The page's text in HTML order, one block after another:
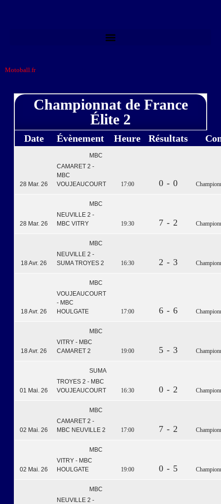
Motoball.fr>
Championnat de France
Élite 2
Date Évènement Heure Résultats
28 Mar. 26
MBC
CAMARET 2 -
MBC
VOUJEAUCOURT
17:00 0 - 0
28 Mar. 26
MBC
NEUVILLE 2 -
MBC VITRY
19:30 7 - 2
18 Avr. 26
MBC
NEUVILLE 2 -
SUMA TROYES 2
16:30 2 - 3
18 Avr. 26
MBC
VOUJEAUCOURT
- MBC
HOULGATE
17:00 6 - 6
18 Avr. 26
MBC
VITRY - MBC
CAMARET 2
19:00 5 - 3
01 Mai. 26
SUMA
TROYES 2 - MBC
VOUJEAUCOURT
16:30 0 - 2
02 Mai. 26
MBC
CAMARET 2 -
MBC NEUVILLE 2
17:00 7 - 2
02 Mai. 26
MBC
VITRY - MBC
HOULGATE
19:00 0 - 5
MBC
NEUVILLE 2 -